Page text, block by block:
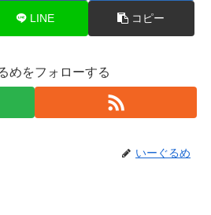
LINE コピー
めをフォローする
いーぐるめ